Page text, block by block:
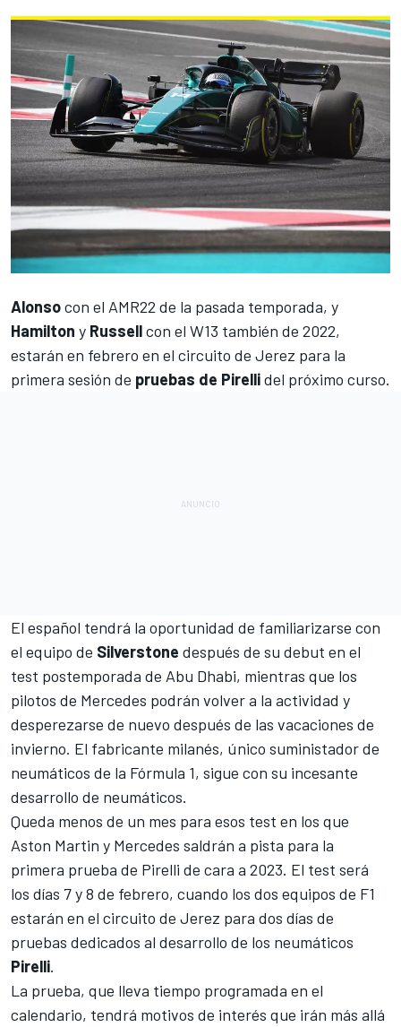
Alonsocon el AMR22 de la pasada temporada, y
Hamilton y Russellcon el W13 también de 2022,
estarán en febrero en el circuito de Jerez para la
primera sesión de pruebas de Pirellidel próximo curso.
El español tendrá la oportunidad de familiarizarse con
el equipo de Silverstone después de su debut en el
test postemporada de Abu Dhabi, mientras que los
pilotos de Mercedes podrán volver a la actividad y
desperezarse de nuevo después de las vacaciones de
invierno. El fabricante milanés, único suministador de
neumáticos de la Fórmula 1, sigue con su incesante
desarrollo de neumáticos.
Queda menos de un mes para esos test en los que
Aston Martin y Mercedes saldrán a pista para la
primera prueba de Pirelli de cara a 2023. El test será
los días 7 y 8 de febrero, cuando los dos equipos de F1
estarán en el circuito de Jerez para dos días de
pruebas dedicados al desarrollo de los neumáticos
Pirelli.
La prueba, que lleva tiempo programada en el
calendario, tendrá motivos de interés que irán más allá